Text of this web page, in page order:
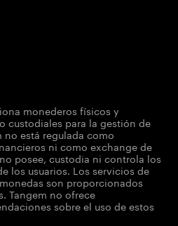
monederos físicos y
custodiales para la gestión de
está regulada como
ni como exchange de
posee, custodia ni controla los
los usuarios. Los servicios de
son proporcionados
Tangem no ofrece
sobre el uso de estos